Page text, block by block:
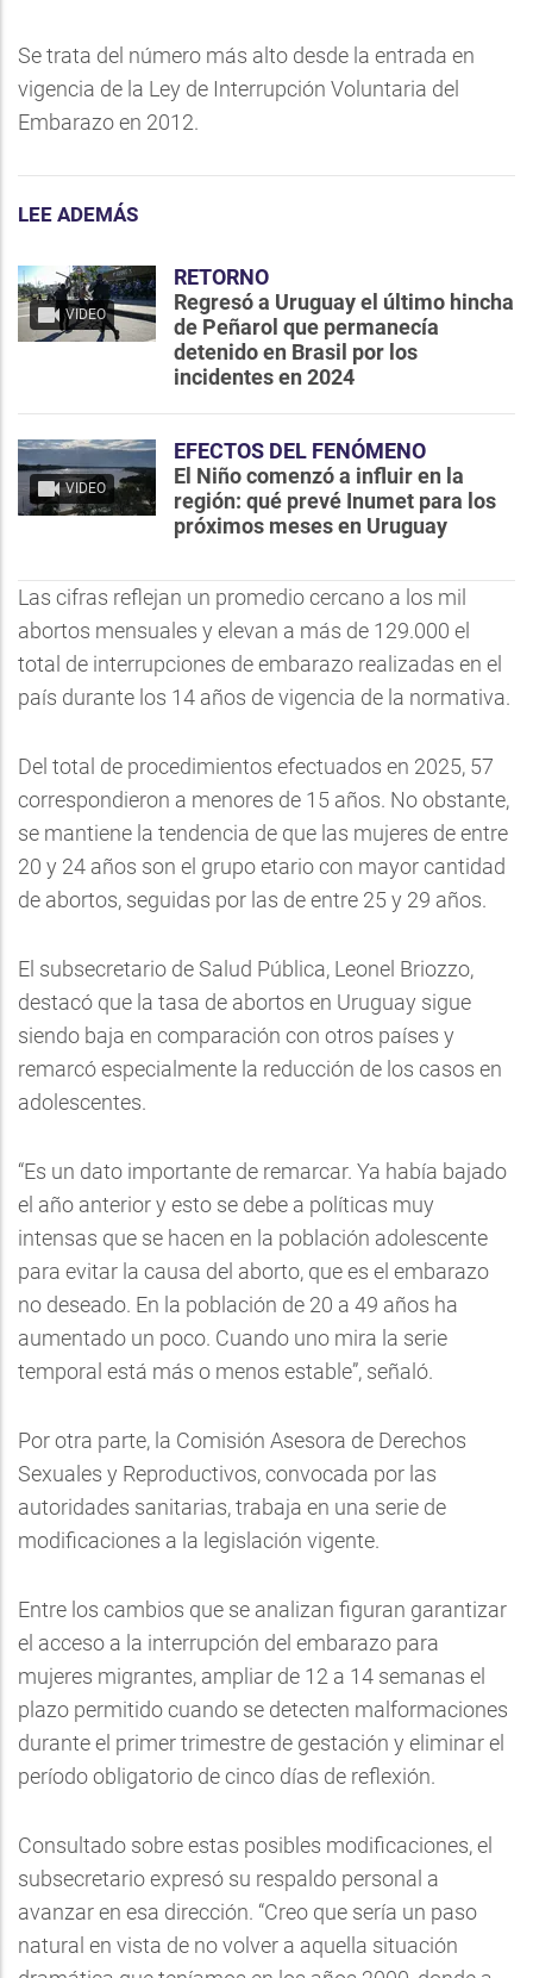
Se trata del número más alto desde la entrada en
vigencia de la Ley de Interrupción Voluntaria del
Embarazo en 2012.
LEE ADEMÁS
VIDEO
RETORNO
Regresó a Uruguay el último hincha
de Peñarol que permanecía
detenido en Brasil por los
incidentes en 2024
VIDEO
EFECTOS DEL FENÓMENO
El Niño comenzó a influir en la
región: qué prevé Inumet para los
próximos meses en Uruguay
Las cifras reflejan un promedio cercano a los mil
abortos mensuales y elevan a más de 129.000 el
total de interrupciones de embarazo realizadas en el
país durante los 14 años de vigencia de la normativa.
Del total de procedimientos efectuados en 2025, 57
correspondieron a menores de 15 años. No obstante,
se mantiene la tendencia de que las mujeres de entre
20 y 24 años son el grupo etario con mayor cantidad
de abortos, seguidas por las de entre 25 y 29 años.
El subsecretario de Salud Pública, Leonel Briozzo,
destacó que la tasa de abortos en Uruguay sigue
siendo baja en comparación con otros países y
remarcó especialmente la reducción de los casos en
adolescentes.
“Es un dato importante de remarcar. Ya había bajado
el año anterior y esto se debe a políticas muy
intensas que se hacen en la población adolescente
para evitar la causa del aborto, que es el embarazo
no deseado. En la población de 20 a 49 años ha
aumentado un poco. Cuando uno mira la serie
temporal está más o menos estable”, señaló.
Por otra parte, la Comisión Asesora de Derechos
Sexuales y Reproductivos, convocada por las
autoridades sanitarias, trabaja en una serie de
modificaciones a la legislación vigente.
Entre los cambios que se analizan figuran garantizar
el acceso a la interrupción del embarazo para
mujeres migrantes, ampliar de 12 a 14 semanas el
plazo permitido cuando se detecten malformaciones
durante el primer trimestre de gestación y eliminar el
período obligatorio de cinco días de reflexión.
Consultado sobre estas posibles modificaciones, el
subsecretario expresó su respaldo personal a
avanzar en esa dirección. “Creo que sería un paso
natural en vista de no volver a aquella situación